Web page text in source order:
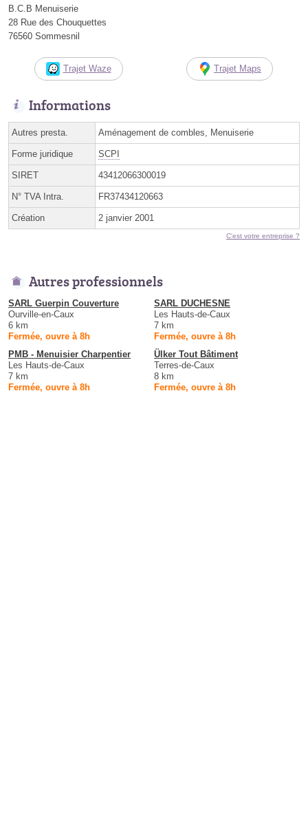
B.C.B Menuiserie
28 Rue des Chouquettes
76560 Sommesnil
Trajet Waze Trajet Maps
Informations
Autres presta. Aménagement de combles, Menuiserie
Forme juridique SCPI
SIRET 43412066300019
N° TVA Intra. FR37434120663
Création 2 janvier 2001
C'est votre entreprise ?
Autres professionnels
SARL Guerpin Couverture
Ourville-en-Caux
6 km
Fermée, ouvre à 8h
SARL DUCHESNE
Les Hauts-de-Caux
7 km
Fermée, ouvre à 8h
PMB - Menuisier Charpentier
Les Hauts-de-Caux
7 km
Fermée, ouvre à 8h
Ülker Tout Bâtiment
Terres-de-Caux
8 km
Fermée, ouvre à 8h